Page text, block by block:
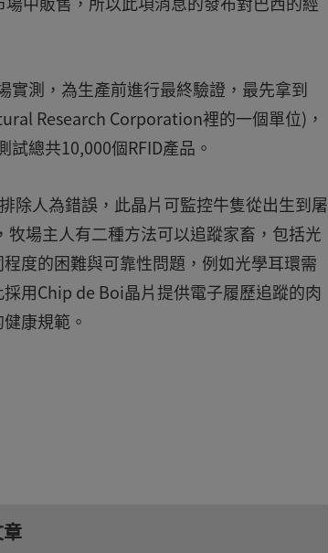
實測，為生產前進行最終驗證，最先拿到
Research Corporation裡的一個單位)，
總共10,000個RFID產品。
除人為錯誤，此晶片可監控牛隻從出生到屠
場主人有二種方法可以追蹤家畜，包括光
度的困難與可靠性問題，例如光學耳環需
用Chip de Boi晶片提供電子履歷追蹤的肉
康規範。